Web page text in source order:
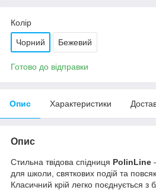
Колір
Чорний Бежевий
Готово до відправки
Опис Характеристики
Опис
Стильна твідова спідниця PolinLine
для школи, святкових подій та
Класичний крій легко поєднується з